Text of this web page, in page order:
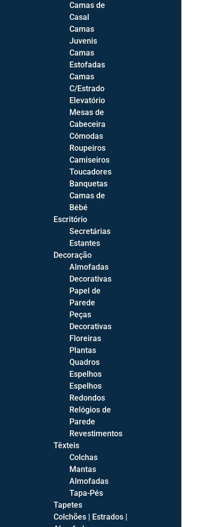
Sofás de Canto
Sofá 2 Lugares
Sofá 3 Lugares
Sofá Chaise-longue
Todos os Sofás
Com Arrumação
Relaxes Elétricos
Sala de Estar
Cadeirões
Bases TV
Licoreiros
Prateleiras
Mesas de Centro
Sala de Jantar
Cadeiras
Aparadores
Cristaleiras
Mesas de Jantar
Mesas de Jantar Fixas
Mesas de Jantar Extensíveis
Salas de Estar Completas
Salas de Jantar Completas
Camas Estofadas
Camas de Bébé
Camas Juvenis
Camas de
Casal
Camas
Juvenis
Camas
Estofadas
Camas
C/Estrado
Elevatório
Mesas de
Cabeceira
Cómodas
Roupeiros
Camiseiros
Toucadores
Banquetas
Camas de
Bébé
Escritório
Secretárias
Estantes
Decoração
Almofadas
Decorativas
Papel de
Parede
Peças
Decorativas
Floreiras
Plantas
Quadros
Espelhos
Espelhos
Redondos
Relógios de
Parede
Revestimentos
Têxteis
Colchas
Mantas
Almofadas
Tapa-Pés
Tapetes
Colchões | Estrados |